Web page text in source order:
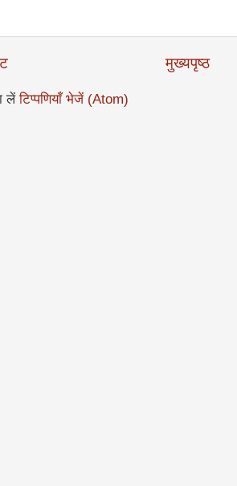
मुख्यपृष्ठ
लेंटिप्पणियाँ भेजें (Atom)